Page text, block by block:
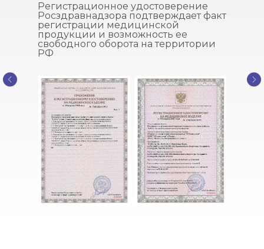
Регистрационное удостоверение
Росздравнадзора подтверждает факт
регистрации медицинской
продукции и возможность ее
свободного оборота на территории
РФ